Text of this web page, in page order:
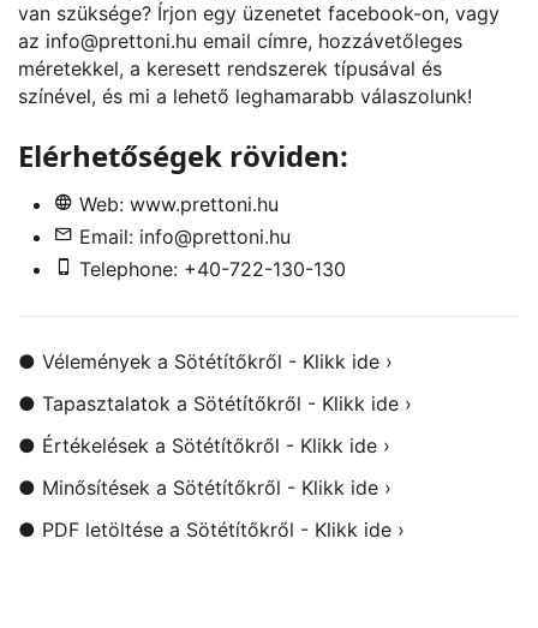
van szüksége? Írjon egy üzenetet facebook-on, vagy
az info@prettoni.hu email címre, hozzávetőleges
méretekkel, a keresett rendszerek típusával és
színével, és mi a lehető leghamarabb válaszolunk!
Elérhetőségek röviden:
Web: www.prettoni.hu
Email: info@prettoni.hu
Telephone: +40-722-130-130
● Vélemények a Sötétítőkről - Klikk ide ›
● Tapasztalatok a Sötétítőkről - Klikk ide ›
● Értékelések a Sötétítőkről - Klikk ide ›
● Minősítések a Sötétítőkről - Klikk ide ›
● PDF letöltése a Sötétítőkről - Klikk ide ›